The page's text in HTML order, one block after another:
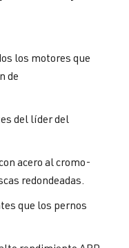
los motores que
de
del líder del
acero al cromo-
redondeadas.
que los pernos